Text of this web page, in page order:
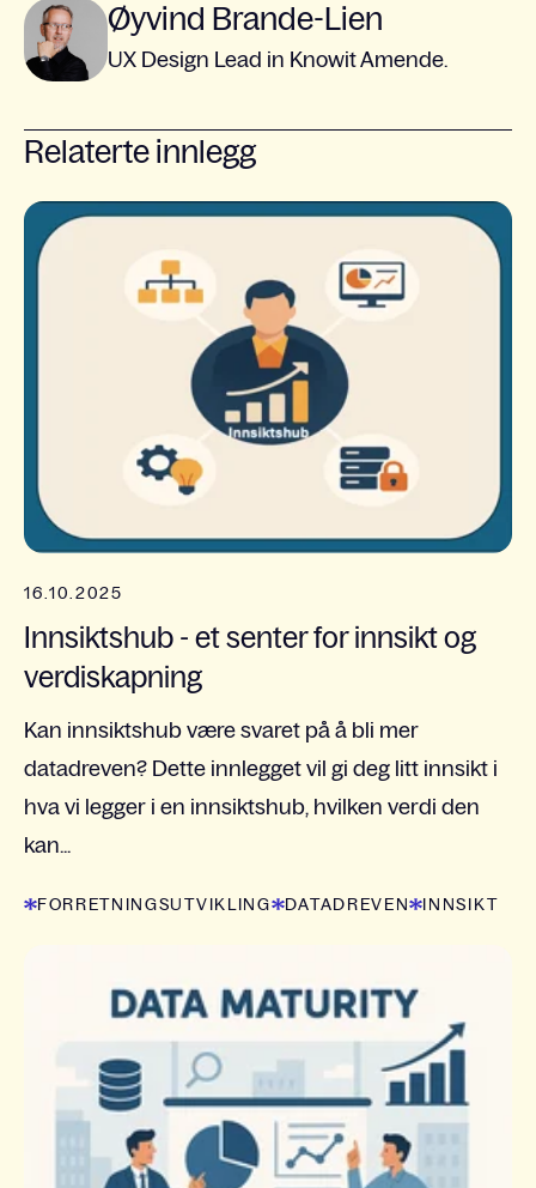
Øyvind Brande-Lien
UX Design Lead in Knowit Amende.
Relaterte innlegg
16.10.2025
Innsiktshub - et senter for innsikt og
verdiskapning
Kan innsiktshub være svaret på å bli mer
datadreven? Dette innlegget vil gi deg litt innsikt i
hva vi legger i en innsiktshub, hvilken verdi den
kan...
FORRETNINGSUTVIKLING DATADREVEN INNSIKT